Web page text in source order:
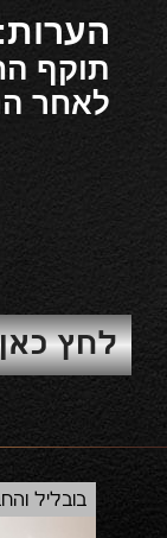
תוקף החברות: 12
לאחר
לחץ
בובליל